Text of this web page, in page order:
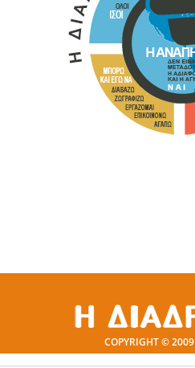
COPYRIGHT © 2009